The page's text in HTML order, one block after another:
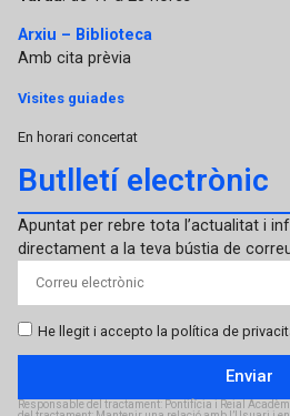
Arxiu – Biblioteca
Amb cita prèvia
Visites guiades
En horari concertat
Butlletí electrònic
Apuntat per rebre tota l’actualitat i
directament a la teva bústia de
He llegit i accepto la política de
Enviar
Responsable del tractament: Pontifícia i Reial